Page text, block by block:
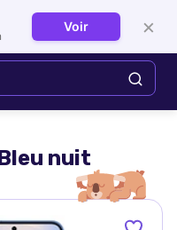
Se connecter
nuit
Voir ×